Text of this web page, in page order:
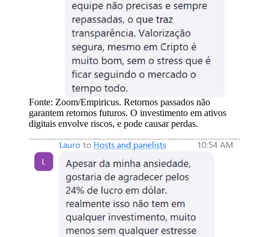
Fonte: Zoom/Empiricus. Retornos passados não
garantem retornos futuros. O investimento em ativos
digitais envolve riscos, e pode causar perdas.